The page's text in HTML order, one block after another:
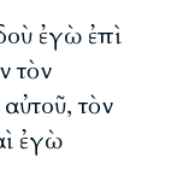
ἐγὼ ἐπὶ
τὸν
τὸν
ἐγὼ